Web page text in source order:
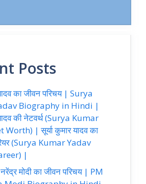
Posts
का जीवन परिचय | Surya
Biography in Hindi |
की नेटवर्थ (Surya Kumar
| सूर्या कुमार यादव का
(Surya Kumar Yadav
|
मोदी का जीवन परिचय | PM